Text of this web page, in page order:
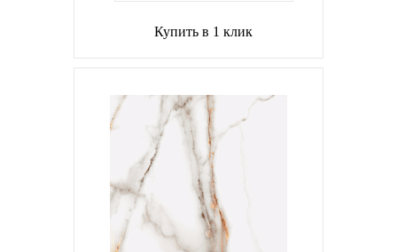
Купить в 1 клик